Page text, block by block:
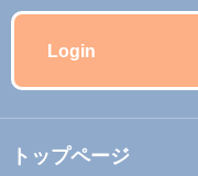
Login
トップページ